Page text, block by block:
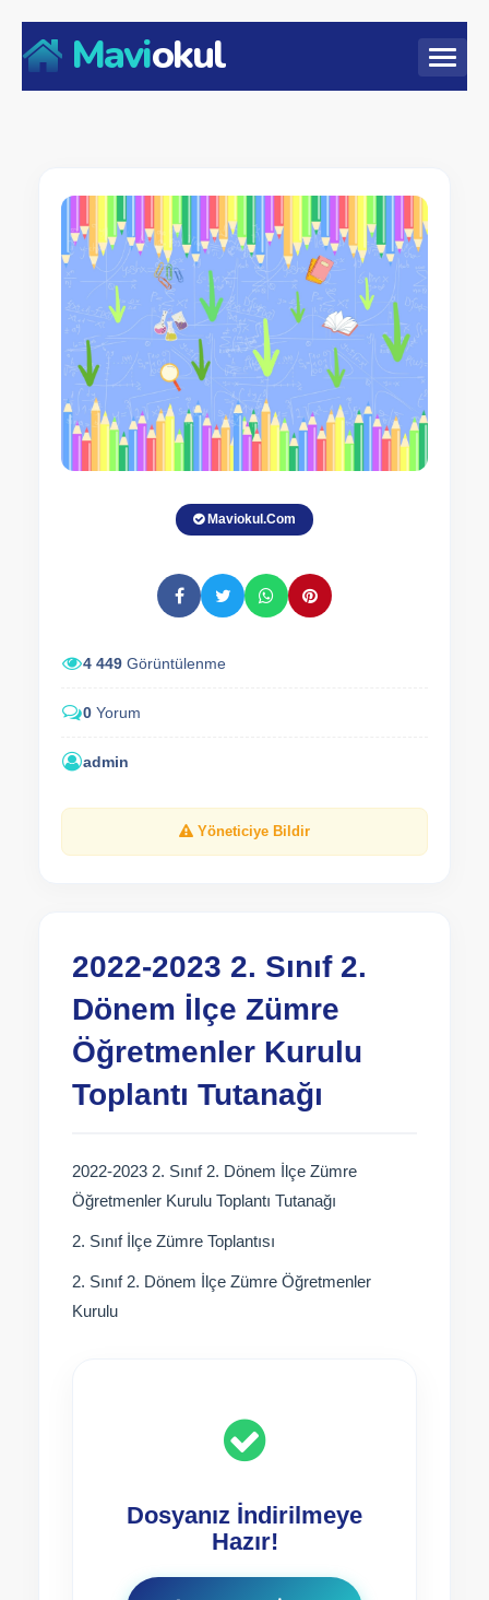
Maviokul
Maviokul.Com
4 449 Görüntülenme
0 Yorum
admin
Yöneticiye Bildir
2022-2023 2. Sınıf 2.
Dönem İlçe Zümre
Öğretmenler Kurulu
Toplantı Tutanağı
2022-2023 2. Sınıf 2. Dönem İlçe Zümre
Öğretmenler Kurulu Toplantı Tutanağı
2. Sınıf İlçe Zümre Toplantısı
2. Sınıf 2. Dönem İlçe Zümre Öğretmenler
Kurulu
Dosyanız İndirilmeye
Hazır!